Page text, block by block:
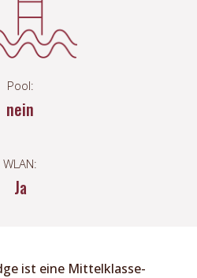
Pool:
nein
WLAN:
Ja
ist eine Mittelklasse-